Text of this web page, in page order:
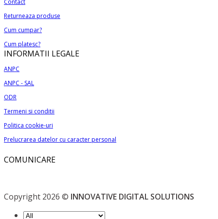
pagina
produsului.
Opțiunile
pot
fi
alese
în
pagina
produsului.
Returneaza produse
Cum cumpar?
Cum platesc?
INFORMATII LEGALE
ANPC
ANPC - SAL
ODR
Termeni si conditii
Politica cookie-uri
Prelucrarea datelor cu caracter personal
COMUNICARE
Copyright 2026 © INNOVATIVE DIGITAL SOLUTIONS